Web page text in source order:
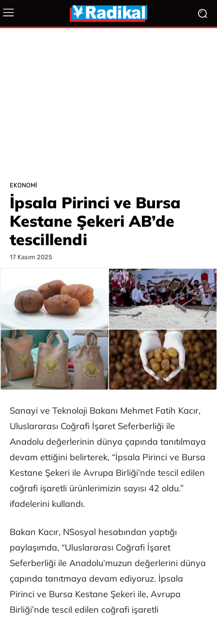
EKONOMI
İpsala Pirinci ve Bursa
Kestane Şekeri AB’de
tescillendi
17 Kasım 2025
Sanayi ve Teknoloji Bakanı Mehmet Fatih Kacır,
Uluslararası Coğrafi İşaret Seferberliği ile
Anadolu değerlerinin dünya çapında tanıtılmaya
devam ettiğini belirterek, “İpsala Pirinci ve Bursa
Kestane Şekeri ile Avrupa Birliği’nde tescil edilen
coğrafi işaretli ürünlerimizin sayısı 42 oldu.”
ifadelerini kullandı.
Bakan Kacır, NSosyal hesabından yaptığı
paylaşımda, “Uluslararası Coğrafi İşaret
Seferberliği ile Anadolu’muzun değerlerini dünya
çapında tanıtmaya devam ediyoruz. İpsala
Pirinci ve Bursa Kestane Şekeri ile, Avrupa
Birliği’nde tescil edilen coğrafi işaretli